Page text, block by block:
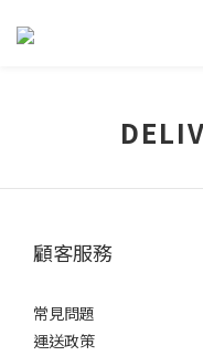
顧客服務
常見問題
運送政策